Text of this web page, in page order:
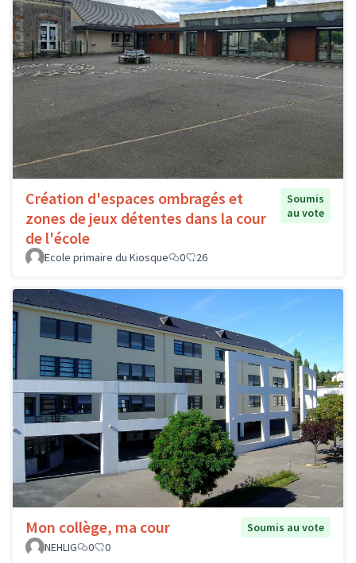
Création d'espaces ombragés et
zones de jeux détentes dans la cour
de l'école
Soumis
au vote
Ecole primaire du Kiosque 0 26
Mon collège, ma cour
Soumis au vote
NEHLIG
0 0